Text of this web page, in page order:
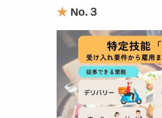
★ No. ３